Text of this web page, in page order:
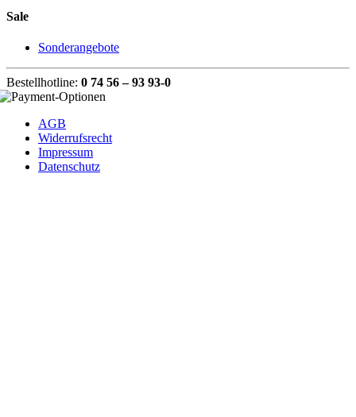
Sale
Sonderangebote
Bestellhotline: 0 74 56 – 93 93-0
AGB
Widerrufsrecht
Impressum
Datenschutz